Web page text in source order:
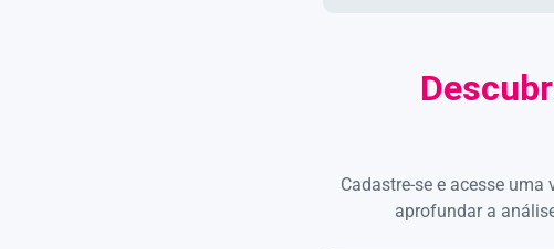
Cadastre-se e acesse
aprofundar a